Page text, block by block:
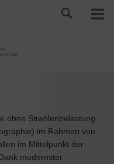
ohne Strahlenbelastung
im Rahmen von
im Mittelpunkt der
modernster